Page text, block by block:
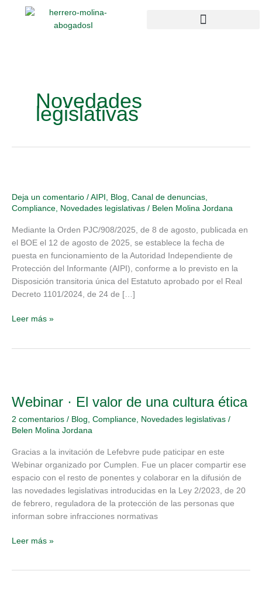
Novedades
legislativas
Deja un comentario / AIPI , Blog, Canal de denuncias,
Compliance, Novedades legislativas / Belen Molina Jordana
Mediante la Orden PJC/908/2025, de 8 de agosto, publicada en
el BOE el 12 de agosto de 2025, se establece la fecha de
puesta en funcionamiento de la Autoridad Independiente de
Protección del Informante (AIPI), conforme a lo previsto en la
Disposición transitoria única del Estatuto aprobado por el Real
Decreto 1101/2024, de 24 de […]
funcionamiento
de
de
(AIPI)
Leer más »
Webinar · El valor de una cultura ética
2 comentarios / Blog, Compliance, Novedades legislativas /
Belen Molina Jordana
Gracias a la invitación de Lefebvre pude paticipar en este
Webinar organizado por Cumplen. Fue un placer compartir ese
espacio con el resto de ponentes y colaborar en la difusión de
las novedades legislativas introducidas en la Ley 2/2023, de 20
de febrero, reguladora de la protección de las personas que
informan sobre infracciones normativas
El
de
cultura
ética
Leer más »